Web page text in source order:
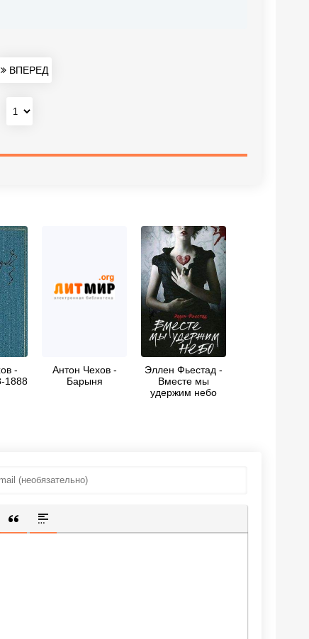
ВПЕРЕД
-
1888
Антон Чехов -
Барыня
Эллен Фьестад -
Вместе мы
удержим небо
ССЫЛКУ
СКРЫТОГО ТЕКСТА
ВСТАВКА ЦИТАТЫ
ВСТАВКА СПОЙЛЕРА